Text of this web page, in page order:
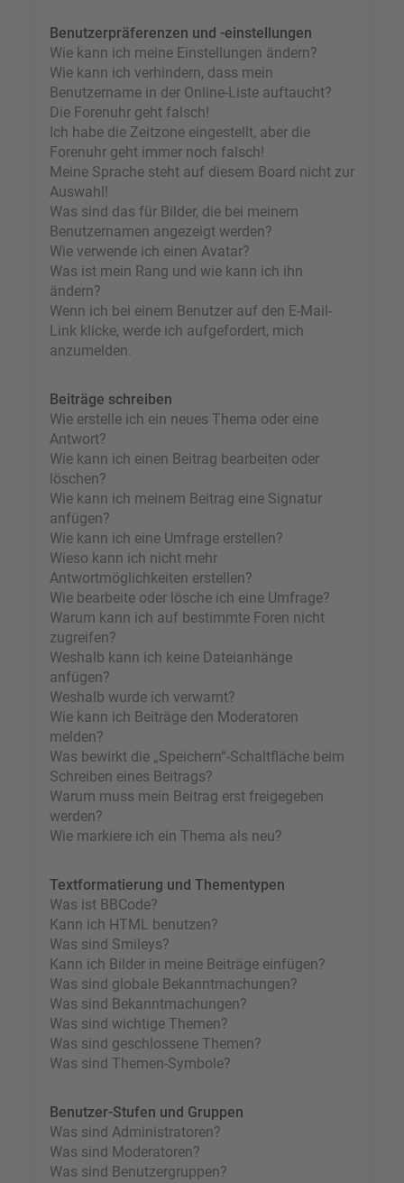
Benutzerpräferenzen und -einstellungen
Wie kann ich meine Einstellungen ändern?
Wie kann ich verhindern, dass mein
Benutzername in der Online-Liste auftaucht?
Die Forenuhr geht falsch!
Ich habe die Zeitzone eingestellt, aber die
Forenuhr geht immer noch falsch!
Meine Sprache steht auf diesem Board nicht zur
Auswahl!
Was sind das für Bilder, die bei meinem
Benutzernamen angezeigt werden?
Wie verwende ich einen Avatar?
Was ist mein Rang und wie kann ich ihn
ändern?
Wenn ich bei einem Benutzer auf den E-Mail-
Link klicke, werde ich aufgefordert, mich
anzumelden.
Beiträge schreiben
Wie erstelle ich ein neues Thema oder eine
Antwort?
Wie kann ich einen Beitrag bearbeiten oder
löschen?
Wie kann ich meinem Beitrag eine Signatur
anfügen?
Wie kann ich eine Umfrage erstellen?
Wieso kann ich nicht mehr
Antwortmöglichkeiten erstellen?
Wie bearbeite oder lösche ich eine Umfrage?
Warum kann ich auf bestimmte Foren nicht
zugreifen?
Weshalb kann ich keine Dateianhänge
anfügen?
Weshalb wurde ich verwarnt?
Wie kann ich Beiträge den Moderatoren
melden?
Was bewirkt die „Speichern“-Schaltfläche beim
Schreiben eines Beitrags?
Warum muss mein Beitrag erst freigegeben
werden?
Wie markiere ich ein Thema als neu?
Textformatierung und Thementypen
Was ist BBCode?
Kann ich HTML benutzen?
Was sind Smileys?
Kann ich Bilder in meine Beiträge einfügen?
Was sind globale Bekanntmachungen?
Was sind Bekanntmachungen?
Was sind wichtige Themen?
Was sind geschlossene Themen?
Was sind Themen-Symbole?
Benutzer-Stufen und Gruppen
Was sind Administratoren?
Was sind Moderatoren?
Was sind Benutzergruppen?